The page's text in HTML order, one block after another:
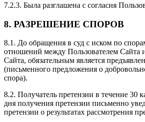
7.2.3. Была разглашена с согласия
8. РАЗРЕШЕНИЕ СПОРОВ
8.1. До обращения в суд с иском по
отношений между Пользователем Сайта
Сайта, обязательным является
(письменного предложения о
спора).
8.2. Получатель претензии в течение 30
дня получения претензии письменно
претензии о результатах рассмотрения